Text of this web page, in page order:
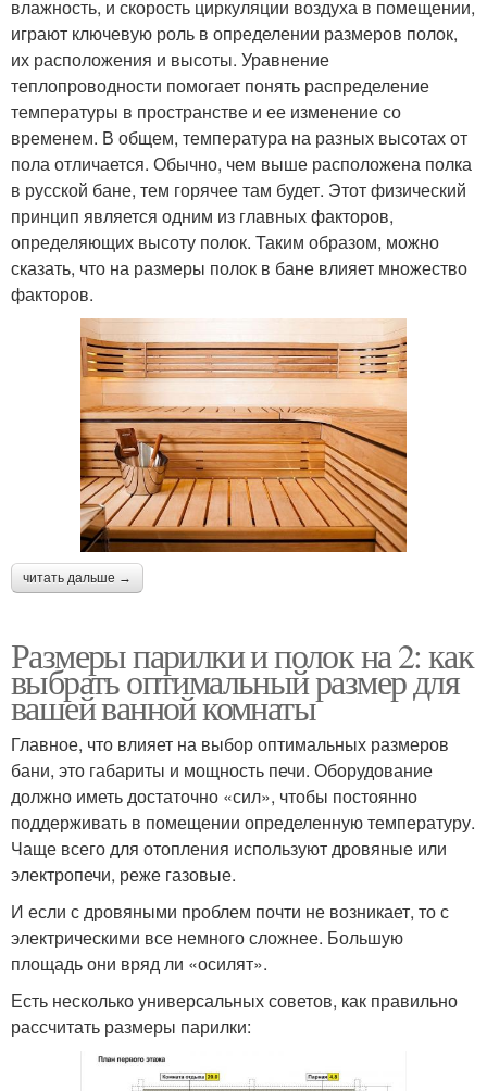
влажность, и скорость циркуляции воздуха в помещении,
играют ключевую роль в определении размеров полок,
их расположения и высоты. Уравнение
теплопроводности помогает понять распределение
температуры в пространстве и ее изменение со
временем. В общем, температура на разных высотах от
пола отличается. Обычно, чем выше расположена полка
в русской бане, тем горячее там будет. Этот физический
принцип является одним из главных факторов,
определяющих высоту полок. Таким образом, можно
сказать, что на размеры полок в бане влияет множество
факторов.
читать дальше →
Размеры парилки и полок на 2: как
выбрать оптимальный размер для
вашей ванной комнаты
Главное, что влияет на выбор оптимальных размеров
бани, это габариты и мощность печи. Оборудование
должно иметь достаточно «сил», чтобы постоянно
поддерживать в помещении определенную температуру.
Чаще всего для отопления используют дровяные или
электропечи, реже газовые.
И если с дровяными проблем почти не возникает, то с
электрическими все немного сложнее. Большую
площадь они вряд ли «осилят».
Есть несколько универсальных советов, как правильно
рассчитать размеры парилки: